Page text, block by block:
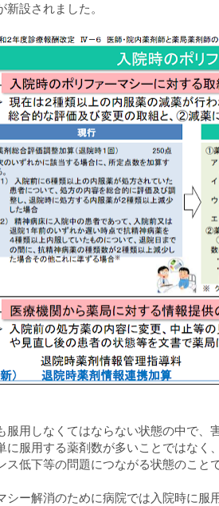
新設されました。
服用しなくてはならない状態の中で、
に服用する薬剤数が多いことではな
ス低下等の問題につながる状態のことで
シー解消のために病院では入院時に